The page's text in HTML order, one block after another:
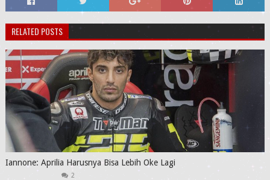
RELATED POSTS
Iannone: Aprilia Harusnya Bisa Lebih Oke Lagi
2